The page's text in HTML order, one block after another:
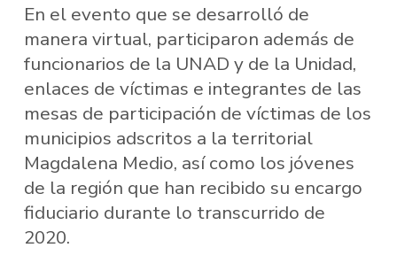
En el evento que se desarrolló de
manera virtual, participaron además de
funcionarios de la UNAD y de la Unidad,
enlaces de víctimas e integrantes de las
mesas de participación de víctimas de los
municipios adscritos a la territorial
Magdalena Medio, así como los jóvenes
de la región que han recibido su encargo
fiduciario durante lo transcurrido de
2020.